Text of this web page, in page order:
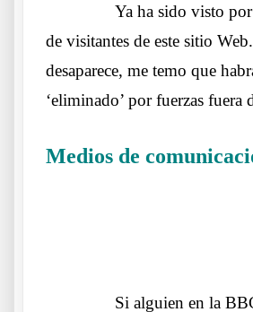
Ya ha sido visto
de visitantes de este sitio
desaparece, me temo que
‘eliminado’ por fuerzas fuera
Medios de
Si alguien en la